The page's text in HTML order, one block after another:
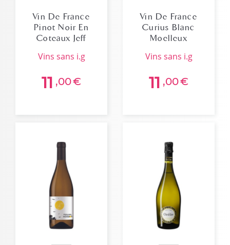
Vin De France
Pinot Noir En
Coteaux Jeff
vins sans i.g
11 ,00€
Vin De France
Curius Blanc
Moelleux
Attente 2024
vins sans i.g
11 ,00€